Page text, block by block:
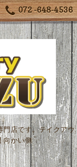
072 -648-4536
門店です。テイクアウ
向かい側